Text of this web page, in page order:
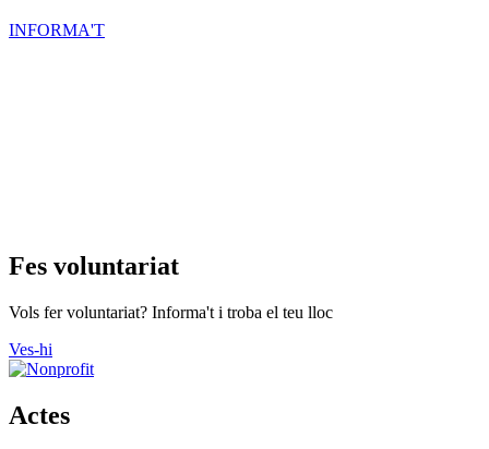
INFORMA'T
Fes voluntariat
Vols fer voluntariat? Informa't i troba el teu lloc
Ves-hi
Actes